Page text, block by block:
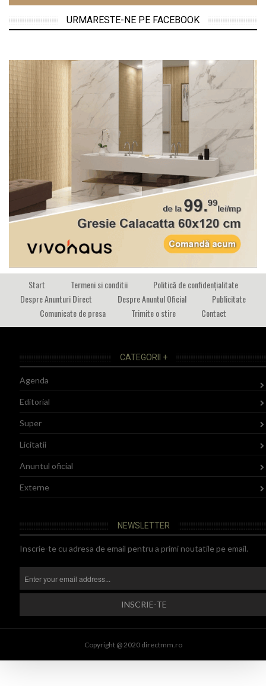
URMARESTE-NE PE FACEBOOK
Start Termeni si conditii
Politică de confidențialitate
Despre Anunturi Direct
Despre Anuntul Oficial
Publicitate
Comunicate de presa
Trimite o stire Contact
CATEGORII +
Agenda
Editorial
Super
Licitatii
Anuntul oficial
Externe
NEWSLETTER
Inscrie-te cu adresa de email pentru a primi noutatile pe email.
Copyright @ 2020 directmm.ro